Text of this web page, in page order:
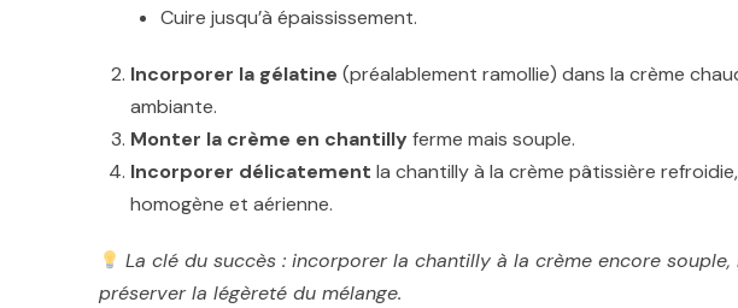
Cuire jusqu’à épaississement.
Incorporer la gélatine (préalablement ramollie) dans la crème
ambiante.
Monter la crème en chantillyferme mais souple.
Incorporer délicatement la chantilly à la crème pâtissière
homogène et aérienne.
La clé du succès : incorporer la chantilly à la crème encore
préserver la légèreté du mélange.